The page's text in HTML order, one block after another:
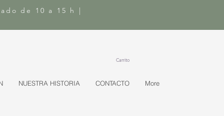
de 10 a 15 h |
NUESTRA HISTORIA CONTACTO More
Carrito